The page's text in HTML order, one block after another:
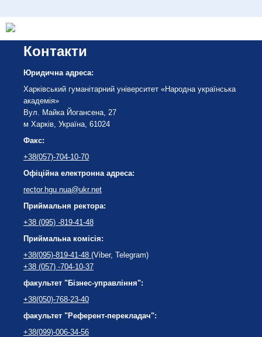
Контакти
Юридична адреса:
Харківський гуманітарний університет «Народна українська
академія»
Вул. Майка Йогансена, 27
м Харків, Україна, 61024
Факс:
+38(057)-704-10-70
Офіційна електронна адреса:
rector.hgu.nua@ukr.net
Приймальня ректора:
+38 (095) -819-41-48
Приймальна комісія:
+38(095)-819-41-48 (Viber, Telegram)
+38 (057) -704-10-37
факультет "Бізнес-управління":
+38(050)-768-23-40
факультет "Референт-перекладач":
+38(099)-006-34-56